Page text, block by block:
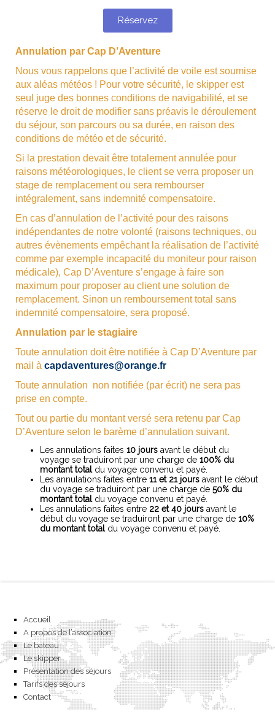
Réservez
Annulation par Cap D’Aventure
Nous vous rappelons que l’activité de voile est soumise
aux aléas météos ! Pour votre sécurité, le skipper est
seul juge des bonnes conditions de navigabilité, et se
réserve le droit de modifier sans préavis le déroulement
du séjour, son parcours ou sa durée, en raison des
conditions de météo et de sécurité.
Si la prestation devait être totalement annulée pour
raisons météorologiques, le client se verra proposer un
stage de remplacement ou sera rembourser
intégralement, sans indemnité compensatoire.
En cas d’annulation de l’activité pour des raisons
indépendantes de notre volonté (raisons techniques, ou
autres évènements empêchant la réalisation de l’activité
comme par exemple incapacité du moniteur pour raison
médicale), Cap D’Aventure s’engage à faire son
maximum pour proposer au client une solution de
remplacement. Sinon un remboursement total sans
indemnité compensatoire, sera proposé.
Annulation par le stagiaire
Toute annulation doit être notifiée à Cap D’Aventure par
mail à capdaventures@orange.fr
Toute annulation non notifiée (par écrit) ne sera pas
prise en compte.
Tout ou partie du montant versé sera retenu par Cap
D’Aventure selon le barème d’annulation suivant.
Les annulations faites 10 jours avant le début du
voyage se traduiront par une charge de 100% du
montant totaldu voyage convenu et payé.
Les annulations faites entre 11 et 21 jours avant le début
du voyage se traduiront par une charge de 50% du
montant total du voyage convenu et payé.
Les annulations faites entre 22 et 40 jours avant le
début du voyage se traduiront par une charge de 10%
du montant total du voyage convenu et payé.
Accueil
A propos de l’association
Le bateau
Le skipper
Présentation des séjours
Tarifs des séjours
Contact